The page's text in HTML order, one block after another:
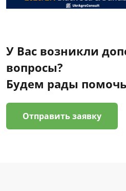
У Вас возникли
вопросы?
Будем рады
Отправить заявку